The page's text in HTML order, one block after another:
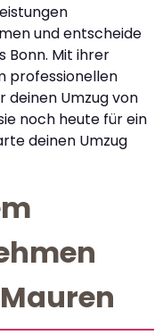
und entscheide
Bonn. Mit ihrer
professionellen
deinen Umzug von
noch heute für ein
deinen Umzug